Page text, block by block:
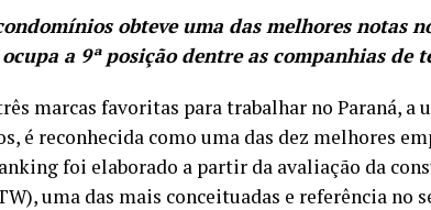
obteve uma das melhores notas
a 9ª posição dentre as companhias de
marcas favoritas para trabalhar no Paraná, a
é reconhecida como uma das dez melhores
foi elaborado a partir da avaliação da
uma das mais conceituadas e referência no